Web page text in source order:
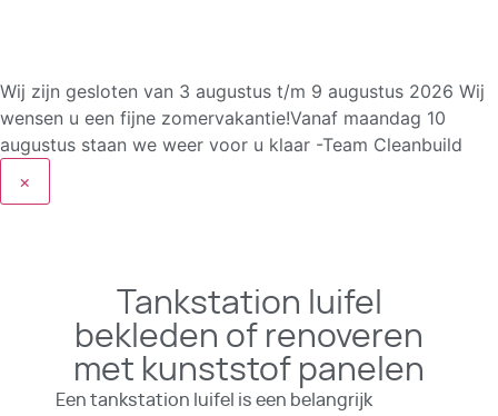
Wij zijn gesloten van 3 augustus t/m 9 augustus 2026 Wij
wensen u een fijne zomervakantie!Vanaf maandag 10
augustus staan we weer voor u klaar -Team Cleanbuild
×
Tankstation luifel
bekleden of renoveren
met kunststof panelen
Een tankstation luifel is een belangrijk